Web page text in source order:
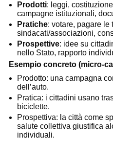
Prodotti: leggi,
campagne istituzionali,
Pratiche: votare, pagare le
sindacati/associazioni,
Prospettive: idee su
nello Stato, rapporto
Esempio concreto (micro-
Prodotto: una campagna
dell’auto.
Pratica: i cittadini usano
biciclette.
Prospettiva: la città come
salute collettiva giustifica
individuali.